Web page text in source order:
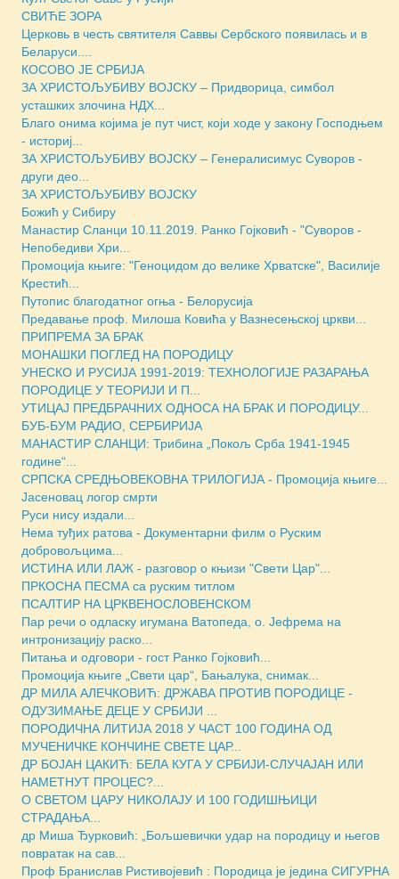
СВИЋЕ ЗОРА
Церковь в честь святителя Саввы Сербского появилась и в
Беларуси....
КОСОВО ЈЕ СРБИЈА
ЗА ХРИСТОЉУБИВУ ВОЈСКУ – Придворица, симбол
усташких злочина НДХ...
Благо онима којима је пут чист, који ходе у закону Господњем
- историј...
ЗА ХРИСТОЉУБИВУ ВОЈСКУ – Генералисимус Суворов -
други део...
ЗА ХРИСТОЉУБИВУ ВОЈСКУ
Божић у Сибиру
Манастир Сланци 10.11.2019. Ранко Гојковић - "Суворов -
Непобедиви Хри...
Промоција књиге: "Геноцидом до велике Хрватске", Василије
Крестић...
Путопис благодатног огња - Белорусија
Предавање проф. Милоша Ковића у Вазнесењској цркви...
ПРИПРЕМА ЗА БРАК
МОНАШКИ ПОГЛЕД НА ПОРОДИЦУ
УНЕСКО И РУСИЈА 1991-2019: ТЕХНОЛОГИЈЕ РАЗАРАЊА
ПОРОДИЦЕ У ТЕОРИЈИ И П...
УТИЦАЈ ПРЕДБРАЧНИХ ОДНОСА НА БРАК И ПОРОДИЦУ...
БУБ-БУМ РАДИО, СЕРБИРИЈА
МАНАСТИР СЛАНЦИ: Трибина „Покољ Срба 1941-1945
године“...
СРПСКА СРЕДЊОВЕКОВНА ТРИЛОГИЈА - Промоција књиге...
Јасеновац логор смрти
Руси нису издали...
Нема туђих ратова - Документарни филм о Руским
добровољцима...
ИСТИНА ИЛИ ЛАЖ - разговор о књизи "Свети Цар"...
ПРКОСНА ПЕСМА са руским титлом
ПСАЛТИР НА ЦРКВЕНОСЛОВЕНСКОМ
Пар речи о одласку игумана Ватопеда, о. Јефрема на
интронизацију раско...
Питања и одговори - гост Ранко Гојковић...
Промоција књиге „Свети цар“, Бањалука, снимак...
ДР МИЛА АЛЕЧКОВИЋ: ДРЖАВА ПРОТИВ ПОРОДИЦЕ -
ОДУЗИМАЊЕ ДЕЦЕ У СРБИЈИ ...
ПОРОДИЧНА ЛИТИЈА 2018 У ЧАСТ 100 ГОДИНА ОД
МУЧЕНИЧКЕ КОНЧИНЕ СВЕТЕ ЦАР...
ДР БОЈАН ЦАКИЋ: БЕЛА КУГА У СРБИЈИ-СЛУЧАЈАН ИЛИ
НАМЕТНУТ ПРОЦЕС?...
О СВЕТОМ ЦАРУ НИКОЛАЈУ И 100 ГОДИШЊИЦИ
СТРАДАЊА...
др Миша Ђурковић: „Бољшевички удар на породицу и његов
повратак на сав...
Проф Бранислав Ристивојевић : Породица је једина СИГУРНА